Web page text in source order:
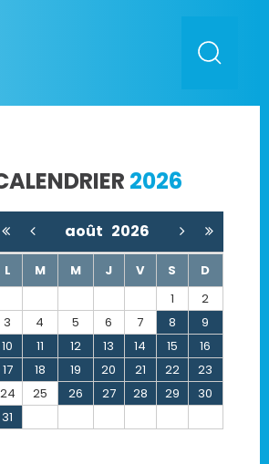
2026
août 2026
L M M J V S
D
1
2
3
4 5 6 7 8
9
10
11 12 13 14 15
16
17
18 19 20 21 22
23
24
25 26 27 28 29
30
31